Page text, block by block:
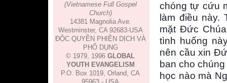
(Vietnamese Full Gospel
Church)
14381 Magnolia Ave.
Westminster, CA 92683-USA
ĐỘC QUYỀN PHIÊN DỊCH VÀ
PHỔ DỤNG
© 1979, 1996 GLOBAL
YOUTH EVANGELISM
P.O. Box 1019, Orland, CA
chóng tự cứu
làm điều này.
mặt Đức
tình huống
nên cầu xin
ban cho
học nào mà